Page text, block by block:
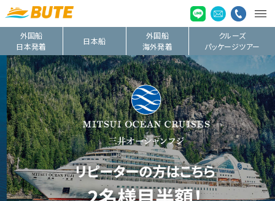
外国船
日本発着
日本船
外国船
海外発着
クルーズ
パッケージツアー